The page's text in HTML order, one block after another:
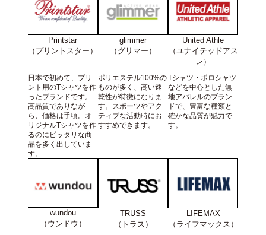
Printstar
（プリントスター）
日本で初めて、プリ
ント用のTシャツを作
ったブランドです。
高品質でありなが
ら、価格は手頃。オ
リジナルTシャツを作
るのにピッタリな商
品を多く出していま
す。
glimmer
（グリマー）
ポリエステル100%の
ものが多く、高い速
乾性が特徴になりま
す。スポーツやアク
ティブな活動時にお
すすめできます。
United Athle
（ユナイテッドアス
レ）
Tシャツ・ポロシャツ
などを中心とした無
地アパレルのブラン
ドで、豊富な種類と
確かな品質が魅力で
す。
wundou
（ウンドウ）
TRUSS
（トラス）
LIFEMAX
（ライフマックス）